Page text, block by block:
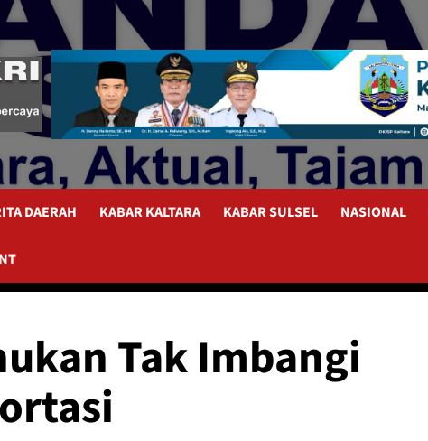
DAERAH KABAR KALTARA KABAR SULSEL NASIONAL
Tak Imbangi